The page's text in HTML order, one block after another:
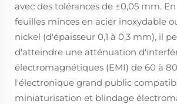
avec des tolérances de ±0,05 mm.
feuilles minces en acier inoxydable
nickel (d'épaisseur 0,1 à 0,3 mm), il
d'atteindre une atténuation
électromagnétiques (EMI) de 60 à
l'électronique grand public
miniaturisation et blindage